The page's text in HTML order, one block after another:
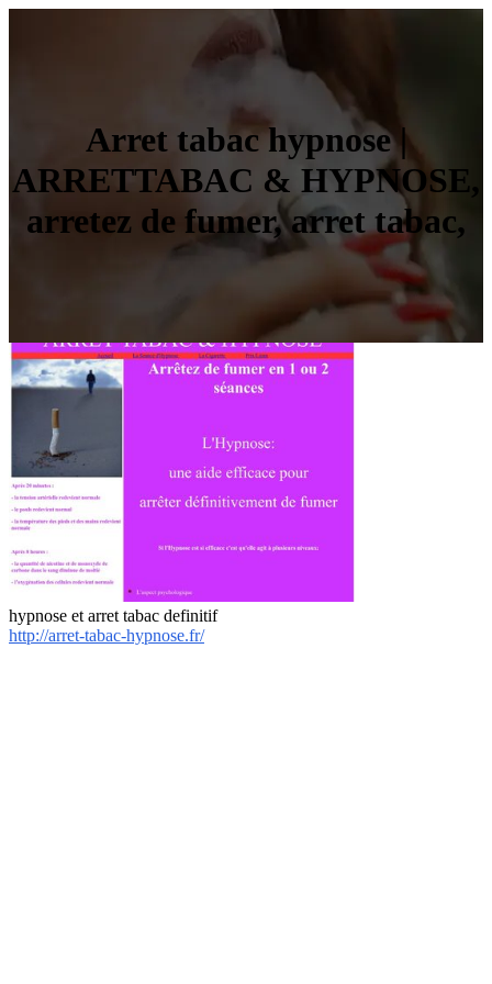
Arret tabac hypnose |
ARRETTABAC & HYPNOSE,
arretez de fumer, arret tabac,
hypnose et arret tabac definitif
http://arret-tabac-hypnose.fr/